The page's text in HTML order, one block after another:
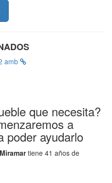
amb
que necesita?
a
poder ayudarlo
tiene 41 años de